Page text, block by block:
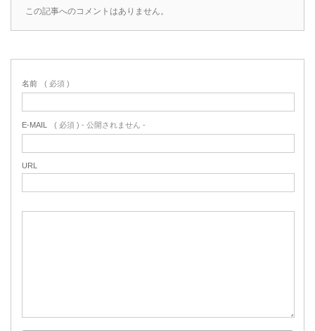
この記事へのコメントはありません。
名前 ( 必須 )
E-MAIL ( 必須 ) - 公開されません -
URL